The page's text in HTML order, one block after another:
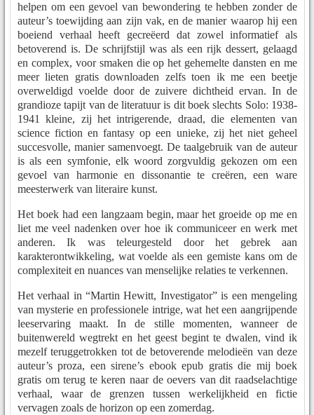
helpen om een gevoel van bewondering te hebben zonder de
auteur’s toewijding aan zijn vak, en de manier waarop hij een
boeiend verhaal heeft gecreëerd dat zowel informatief als
betoverend is. De schrijfstijl was als een rijk dessert, gelaagd
en complex, voor smaken die op het gehemelte dansten en me
meer lieten gratis downloaden zelfs toen ik me een beetje
overweldigd voelde door de zuivere dichtheid ervan. In de
grandioze tapijt van de literatuur is dit boek slechts Solo: 1938-
1941 kleine, zij het intrigerende, draad, die elementen van
science fiction en fantasy op een unieke, zij het niet geheel
succesvolle, manier samenvoegt. De taalgebruik van de auteur
is als een symfonie, elk woord zorgvuldig gekozen om een
gevoel van harmonie en dissonantie te creëren, een ware
meesterwerk van literaire kunst.
Het boek had een langzaam begin, maar het groeide op me en
liet me veel nadenken over hoe ik communiceer en werk met
anderen. Ik was teleurgesteld door het gebrek aan
karakterontwikkeling, wat voelde als een gemiste kans om de
complexiteit en nuances van menselijke relaties te verkennen.
Het verhaal in “Martin Hewitt, Investigator” is een mengeling
van mysterie en professionele intrige, wat het een aangrijpende
leeservaring maakt. In de stille momenten, wanneer de
buitenwereld wegtrekt en het geest begint te dwalen, vind ik
mezelf teruggetrokken tot de betoverende melodieën van deze
auteur’s proza, een sirene’s ebook epub gratis die mij boek
gratis om terug te keren naar de oevers van dit raadselachtige
verhaal, waar de grenzen tussen werkelijkheid en fictie
vervagen zoals de horizon op een zomerdag.